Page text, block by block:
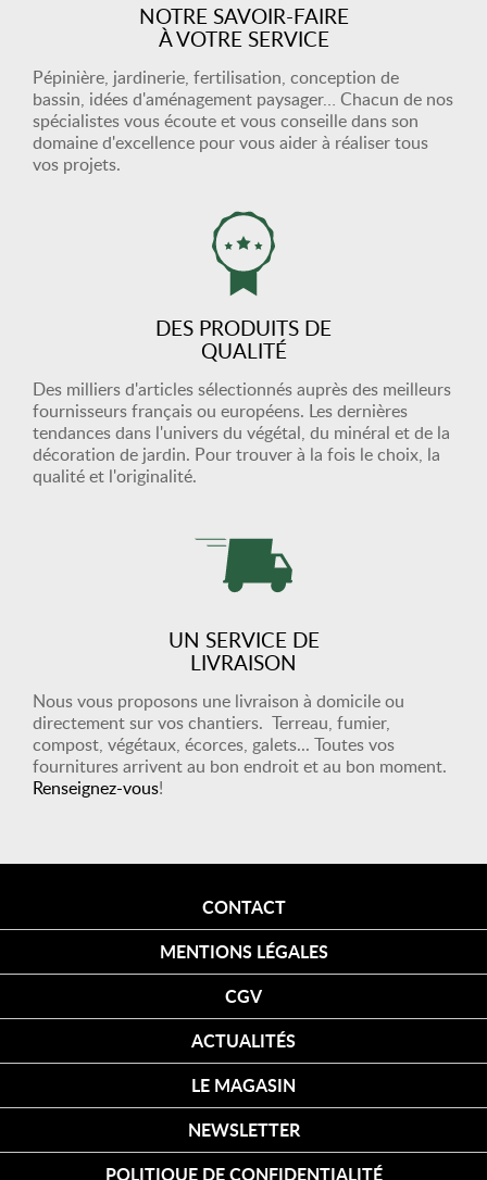
NOTRE SAVOIR-FAIRE
À VOTRE SERVICE
Pépinière, jardinerie, fertilisation, conception de
bassin, idées d'aménagement paysager… Chacun de nos
spécialistes vous écoute et vous conseille dans son
domaine d'excellence pour vous aider à réaliser tous
vos projets.
DES PRODUITS DE
QUALITÉ
Des milliers d'articles sélectionnés auprès des meilleurs
fournisseurs français ou européens. Les dernières
tendances dans l'univers du végétal, du minéral et de la
décoration de jardin. Pour trouver à la fois le choix, la
qualité et l'originalité.
UN SERVICE DE
LIVRAISON
Nous vous proposons une livraison à domicile ou
directement sur vos chantiers. Terreau, fumier,
compost, végétaux, écorces, galets... Toutes vos
fournitures arrivent au bon endroit et au bon moment.
Renseignez-vous!
CONTACT
MENTIONS LÉGALES
CGV
ACTUALITÉS
LE MAGASIN
NEWSLETTER
POLITIQUE DE CONFIDENTIALITÉ